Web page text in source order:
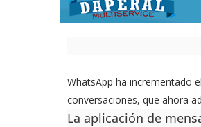
WhatsApp ha incrementado
conversaciones, que ahora
La aplicación de